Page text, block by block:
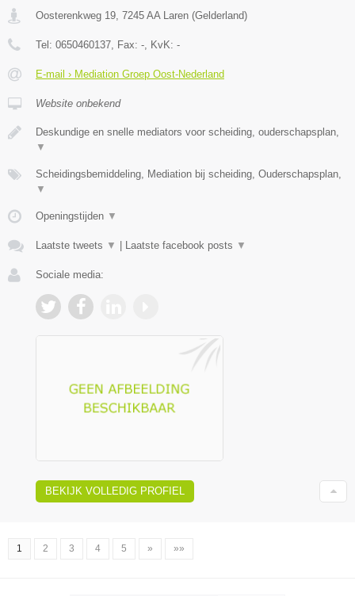
Oosterenkweg 19 7245 AA Laren (Gelderland)
Tel: 0650460137 , Fax: - , KvK: -
E-mail › Mediation Groep Oost-Nederland
Website onbekend
Deskundige en snelle mediators voor scheiding, ouderschapsplan,
▼
Scheidingsbemiddeling, Mediation bij scheiding, Ouderschapsplan,
▼
Openingstijden ▼
Laatste tweets ▼ Laatste facebook posts ▼
Sociale media:
BEKIJK VOLLEDIG PROFIEL
1 2 3 4 5 » »»